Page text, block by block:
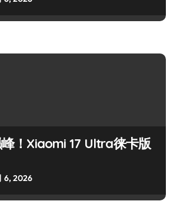
！Xiaomi 17 Ultra徕卡版
6, 2026